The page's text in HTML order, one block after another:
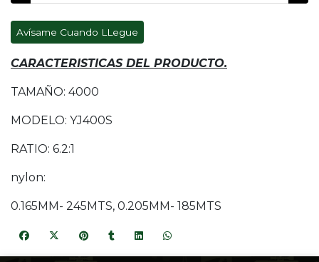
Avísame Cuando LLegue
CARACTERISTICAS DEL PRODUCTO.
TAMAÑO: 4000
MODELO: YJ400S
RATIO: 6.2:1
nylon:
0.165MM- 245MTS, 0.205MM- 185MTS